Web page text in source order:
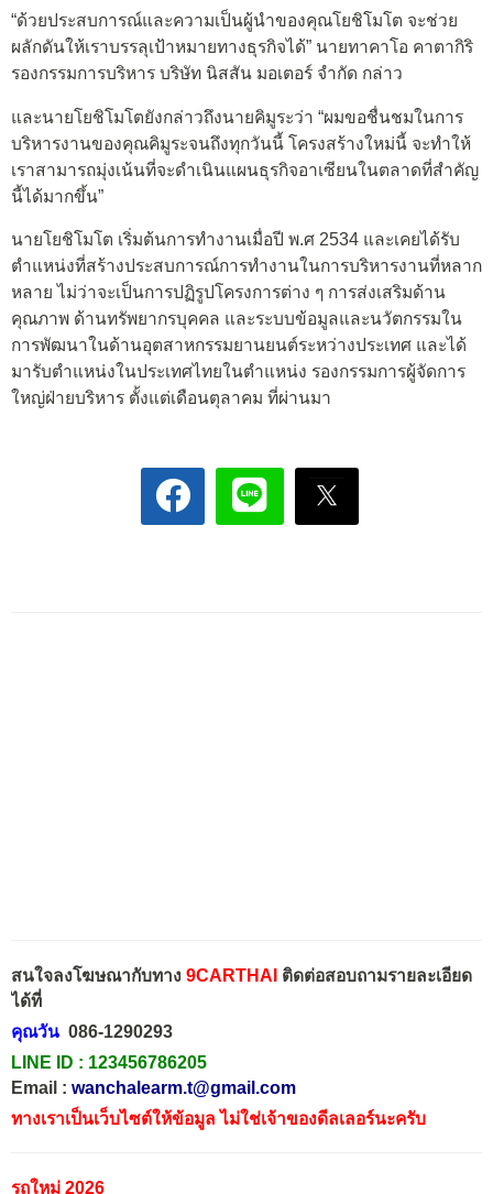
“ด้วยประสบการณ์และความเป็นผู้นำของคุณโยชิโมโต จะช่วย
ผลักดันให้เราบรรลุเป้าหมายทางธุรกิจได้” นายทาคาโอ คาตากิริ
รองกรรมการบริหาร บริษัท นิสสัน มอเตอร์ จำกัด กล่าว
และนายโยชิโมโตยังกล่าวถึงนายคิมูระว่า “ผมขอชื่นชมในการ
บริหารงานของคุณคิมูระจนถึงทุกวันนี้ โครงสร้างใหม่นี้ จะทำให้
เราสามารถมุ่งเน้นที่จะดำเนินแผนธุรกิจอาเซียนในตลาดที่สำคัญ
นี้ได้มากขึ้น”
นายโยชิโมโต เริ่มต้นการทำงานเมื่อปี พ.ศ 2534 และเคยได้รับ
ตำแหน่งที่สร้างประสบการณ์การทำงานในการบริหารงานที่หลาก
หลาย ไม่ว่าจะเป็นการปฏิรูปโครงการต่าง ๆ การส่งเสริมด้าน
คุณภาพ ด้านทรัพยากรบุคคล และระบบข้อมูลและนวัตกรรมใน
การพัฒนาในด้านอุตสาหกรรมยานยนต์ระหว่างประเทศ และได้
มารับตำแหน่งในประเทศไทยในตำแหน่ง รองกรรมการผู้จัดการ
ใหญ่ฝ่ายบริหาร ตั้งแต่เดือนตุลาคม ที่ผ่านมา
สนใจลงโฆษณากับทาง 9CARTHAI ติดต่อสอบถามรายละเอียด
ได้ที่
คุณวัน 086-1290293
LINE ID : 123456786205
Email : wanchalearm.t@gmail.com
ทางเราเป็นเว็บไซต์ให้ข้อมูล ไม่ใช่เจ้าของดีลเลอร์นะครับ
รถใหม่ 2026